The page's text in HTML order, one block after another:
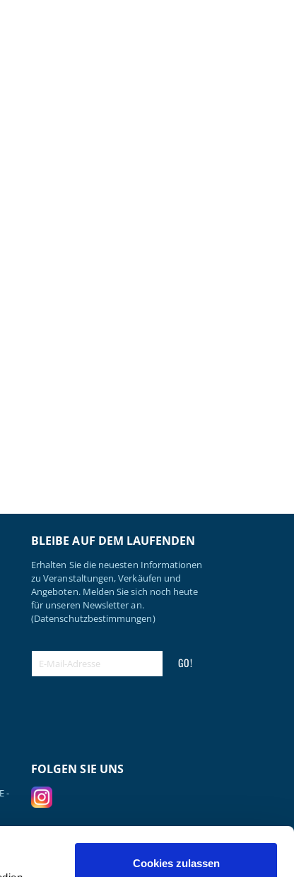
Cookies zulassen
BLEIBE AUF DEM LAUFENDEN
Erhalten Sie die neuesten Informationen
zu Veranstaltungen, Verkäufen und
Angeboten. Melden Sie sich noch heute
für unseren Newsletter an.
(Datenschutzbestimmungen)
GO!
-
FOLGEN SIE UNS